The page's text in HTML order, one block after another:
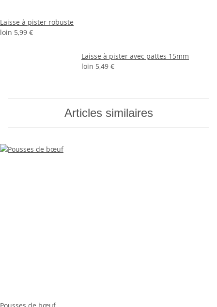
Laisse à pister robuste
loin 5,99 €
Laisse à pister avec pattes 15mm
loin 5,49 €
Articles similaires